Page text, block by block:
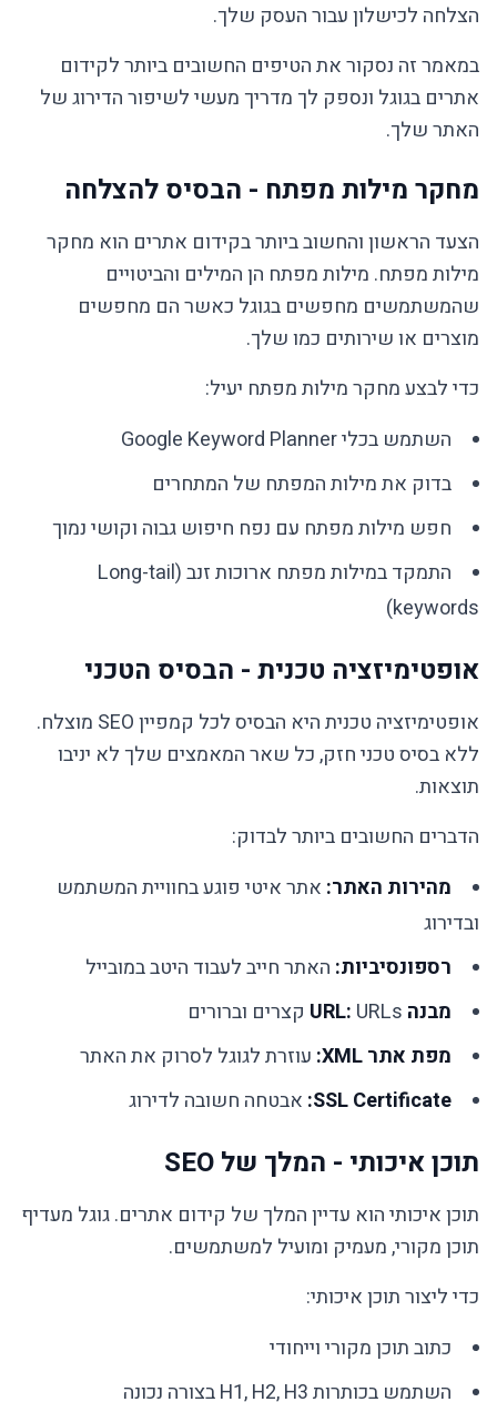
הצלחה לכישלון עבור העסק שלך.
במאמר זה נסקור את הטיפים החשובים ביותר לקידום
אתרים בגוגל ונספק לך מדריך מעשי לשיפור הדירוג של
האתר שלך.
מחקר מילות מפתח - הבסיס להצלחה
הצעד הראשון והחשוב ביותר בקידום אתרים הוא מחקר
מילות מפתח. מילות מפתח הן המילים והביטויים
שהמשתמשים מחפשים בגוגל כאשר הם מחפשים
מוצרים או שירותים כמו שלך.
כדי לבצע מחקר מילות מפתח יעיל:
השתמש בכלי Google Keyword Planner
בדוק את מילות המפתח של המתחרים
חפש מילות מפתח עם נפח חיפוש גבוה וקושי נמוך
התמקד במילות מפתח ארוכות זנב (Long-tail
keywords)
אופטימיזציה טכנית - הבסיס הטכני
אופטימיזציה טכנית היא הבסיס לכל קמפיין SEO מוצלח.
ללא בסיס טכני חזק, כל שאר המאמצים שלך לא יניבו
תוצאות.
הדברים החשובים ביותר לבדוק:
מהירות האתר: אתר איטי פוגע בחוויית המשתמש
ובדירוג
רספונסיביות: האתר חייב לעבוד היטב במובייל
מבנה URL: URLs קצרים וברורים
מפת אתר XML:
עוזרת לגוגל לסרוק את האתר
SSL Certificate: אבטחה חשובה לדירוג
תוכן איכותי - המלך של SEO
תוכן איכותי הוא עדיין המלך של קידום אתרים. גוגל מעדיף
תוכן מקורי, מעמיק ומועיל למשתמשים.
כדי ליצור תוכן איכותי:
כתוב תוכן מקורי וייחודי
השתמש בכותרות H1, H2, H3 בצורה נכונה